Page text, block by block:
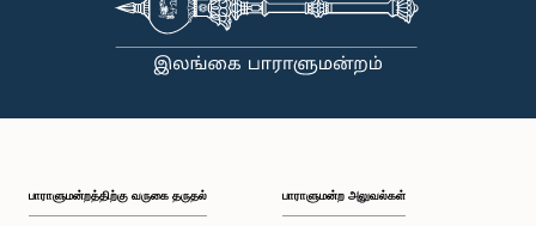
பாராளுமன்றத்திற்கு வருகை தருதல் பாராளுமன்ற அலுவல்கள்